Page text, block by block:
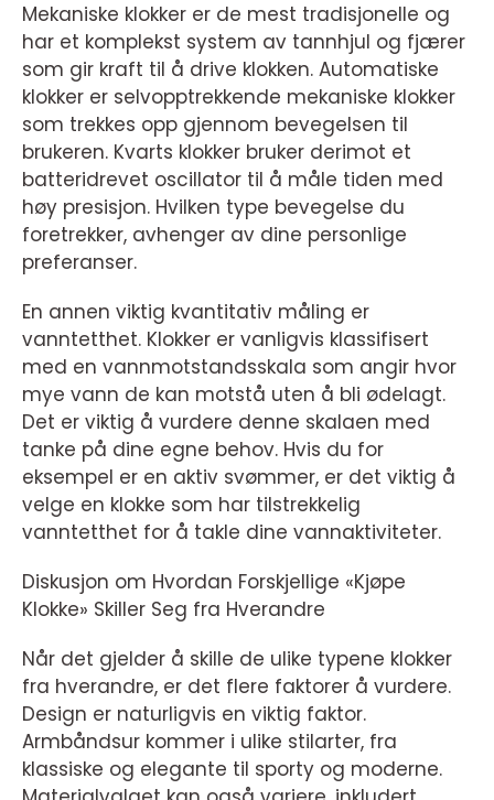
Mekaniske klokker er de mest tradisjonelle og
har et komplekst system av tannhjul og fjærer
som gir kraft til å drive klokken. Automatiske
klokker er selvopptrekkende mekaniske klokker
som trekkes opp gjennom bevegelsen til
brukeren. Kvarts klokker bruker derimot et
batteridrevet oscillator til å måle tiden med
høy presisjon. Hvilken type bevegelse du
foretrekker, avhenger av dine personlige
preferanser.
En annen viktig kvantitativ måling er
vanntetthet. Klokker er vanligvis klassifisert
med en vannmotstandsskala som angir hvor
mye vann de kan motstå uten å bli ødelagt.
Det er viktig å vurdere denne skalaen med
tanke på dine egne behov. Hvis du for
eksempel er en aktiv svømmer, er det viktig å
velge en klokke som har tilstrekkelig
vanntetthet for å takle dine vannaktiviteter.
Diskusjon om Hvordan Forskjellige «Kjøpe
Klokke» Skiller Seg fra Hverandre
Når det gjelder å skille de ulike typene klokker
fra hverandre, er det flere faktorer å vurdere.
Design er naturligvis en viktig faktor.
Armbåndsur kommer i ulike stilarter, fra
klassiske og elegante til sporty og moderne.